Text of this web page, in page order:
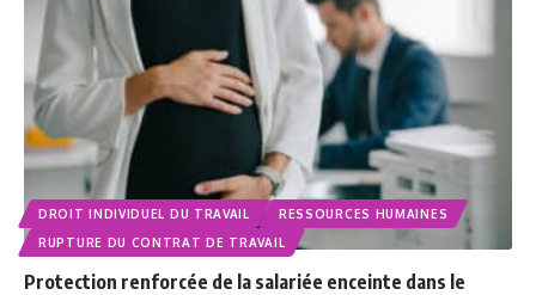
DROIT INDIVIDUEL DU TRAVAIL
RESSOURCES HUMAINES
RUPTURE DU CONTRAT DE TRAVAIL
Protection renforcée de la salariée enceinte dans le